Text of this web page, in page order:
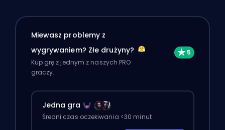
Miewasz problemy z
wygrywaniem? Złe drużyny?
Kup grę z jednym z naszych PRO
graczy.
Jedna gra
Średni czas oczekiwania <30 minut